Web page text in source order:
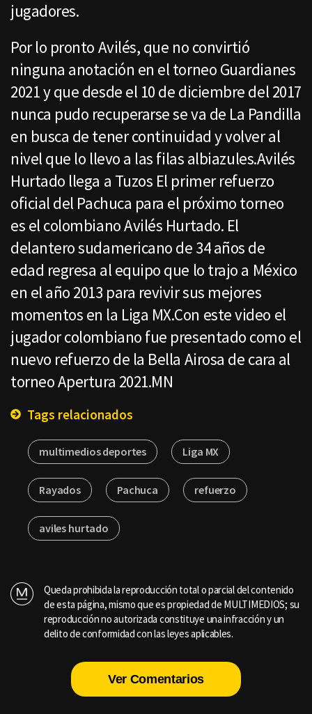
jugadores.
Por lo pronto Avilés, que no convirtió
ninguna anotación en el torneo Guardianes
2021 y que desde el 10 de diciembre del 2017
nunca pudo recuperarse se va de La Pandilla
en busca de tener continuidad y volver al
nivel que lo llevo a las filas albiazules.Avilés
Hurtado llega a Tuzos El primer refuerzo
oficial del Pachuca para el próximo torneo
es el colombiano Avilés Hurtado. El
delantero sudamericano de 34 años de
edad regresa al equipo que lo trajo a México
en el año 2013 para revivir sus mejores
momentos en la Liga MX.Con este video el
jugador colombiano fue presentado como el
nuevo refuerzo de la Bella Airosa de cara al
torneo Apertura 2021.MN
Tags relacionados
multimedios deportes Liga MX
Rayados Pachuca refuerzo
aviles hurtado
Queda prohibida la reproducción total o parcial del contenido
de esta página, mismo que es propiedad de MULTIMEDIOS; su
reproducción no autorizada constituye una infracción y un
delito de conformidad con las leyes aplicables.
Ver Comentarios